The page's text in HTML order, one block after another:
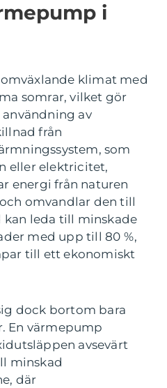
i
klimat med
somrar, vilket gör
av
från
som
eller elektricitet,
energi från naturen
omvandlar den till
kan leda till minskade
med upp till 80 %,
till ett ekonomiskt
dock bortom bara
En värmepump
avsevärt
minskad
där